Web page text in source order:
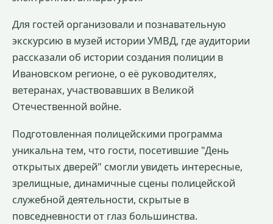
Для гостей организовали и познавательную
экскурсию в музей истории УМВД, где аудитории
рассказали об истории создания полиции в
Ивановском регионе, о её руководителях,
ветеранах, участвовавших в Великой
Отечественной войне.
Подготовленная полицейскими программа
уникальна тем, что гости, посетившие "День
открытых дверей" смогли увидеть интересные,
зрелищные, динамичные сцены полицейской
служебной деятельности, скрытые в
повседневности от глаз большинства.